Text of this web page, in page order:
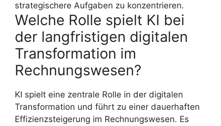
strategischere Aufgaben zu konzentrieren.
Welche Rolle spielt KI bei
der langfristigen digitalen
Transformation im
Rechnungswesen?
KI spielt eine zentrale Rolle in der digitalen
Transformation und führt zu einer dauerhaften
Effizienzsteigerung im Rechnungswesen. Es